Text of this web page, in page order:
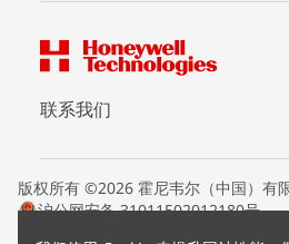
联系我们
版权所有 ©2026 霍尼韦尔（中国）有
沪公网安备 31011502012180号